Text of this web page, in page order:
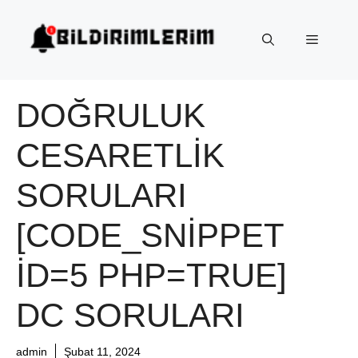
Menü
DOĞRULUK
CESARETLIK
SORULARI
[CODE_SNIPPET
ID=5 PHP=TRUE]
DC SORULARI
admin Şubat 11, 2024